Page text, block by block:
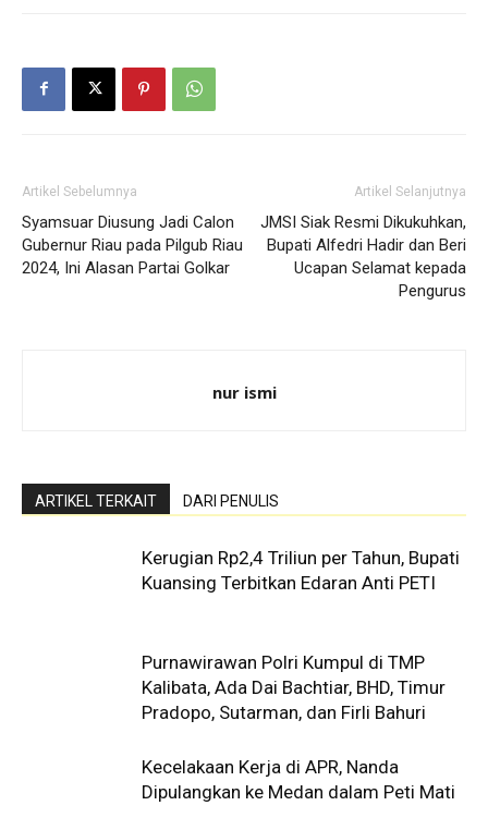
Artikel Sebelumnya
Syamsuar Diusung Jadi Calon
Gubernur Riau pada Pilgub Riau
2024, Ini Alasan Partai Golkar
Artikel Selanjutnya
JMSI Siak Resmi Dikukuhkan,
Bupati Alfedri Hadir dan Beri
Ucapan Selamat kepada
Pengurus
nur ismi
ARTIKEL TERKAIT DARI PENULIS
Kerugian Rp2,4 Triliun per Tahun, Bupati
Kuansing Terbitkan Edaran Anti PETI
Purnawirawan Polri Kumpul di TMP
Kalibata, Ada Dai Bachtiar, BHD, Timur
Pradopo, Sutarman, dan Firli Bahuri
Kecelakaan Kerja di APR, Nanda
Dipulangkan ke Medan dalam Peti Mati